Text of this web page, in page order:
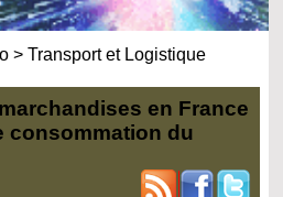
>Transport et Logistique
en France
consommation du